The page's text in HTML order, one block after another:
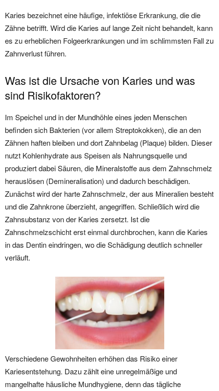
Karies bezeichnet eine häufige, infektiöse Erkrankung, die die
Zähne betrifft. Wird die Karies auf lange Zeit nicht behandelt, kann
es zu erheblichen Folgeerkrankungen und im schlimmsten Fall zu
Zahnverlust führen.
Was ist die Ursache von Karies und was
sind Risikofaktoren?
Im Speichel und in der Mundhöhle eines jeden Menschen
befinden sich Bakterien (vor allem Streptokokken), die an den
Zähnen haften bleiben und dort Zahnbelag (Plaque) bilden. Dieser
nutzt Kohlenhydrate aus Speisen als Nahrungsquelle und
produziert dabei Säuren, die Mineralstoffe aus dem Zahnschmelz
herauslösen (Demineralisation) und dadurch beschädigen.
Zunächst wird der harte Zahnschmelz, der aus Mineralien besteht
und die Zahnkrone überzieht, angegriffen. Schließlich wird die
Zahnsubstanz von der Karies zersetzt. Ist die
Zahnschmelzschicht erst einmal durchbrochen, kann die Karies
in das Dentin eindringen, wo die Schädigung deutlich schneller
verläuft.
Verschiedene Gewohnheiten erhöhen das Risiko einer
Kariesentstehung. Dazu zählt eine unregelmäßige und
mangelhafte häusliche Mundhygiene, denn das tägliche